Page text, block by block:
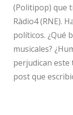
(Politipop) que
Ràdio4 (RNE).
políticos. ¿Qué
musicales?
perjudican este
post que